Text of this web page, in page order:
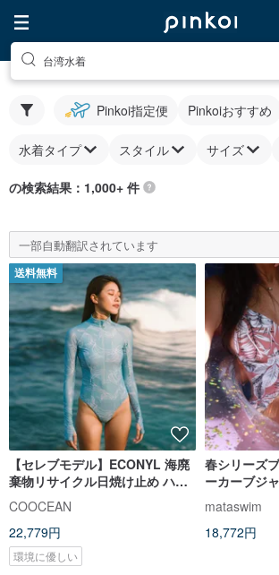
台湾水着
Pinkoi指定便 Pinkoiおすすめ
水着タイプ スタイル サイズ
の検索結果：1,000+ 件
一部自動翻訳されています
送料無料
【セレブモデル】ECONYL 海廃
棄物リサイクル日焼け止め ハイ
カット ワンピース水着 クジラブ
ルー
COOCEAN
22,779円
環境に優しい
春シリーズ
ーカーブジ
mataswim
18,772円